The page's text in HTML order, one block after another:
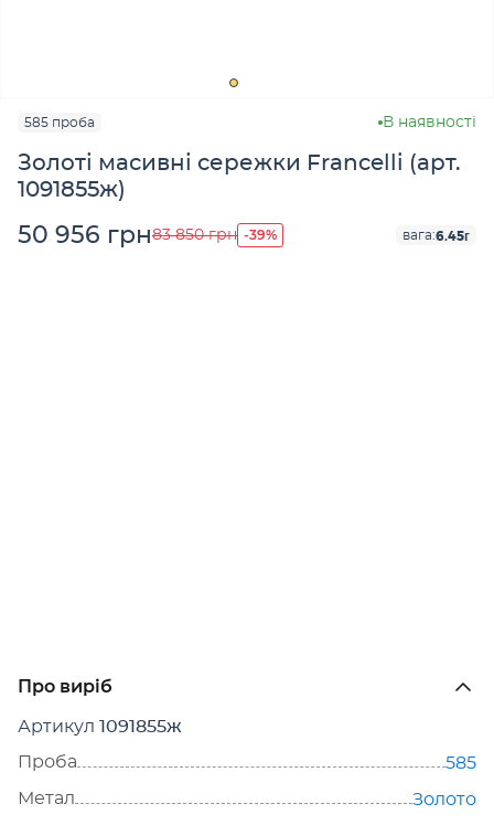
Про виріб
Артикул 1091855ж
Проба
585
Метал
Золото
585 проба В наявності
Золоті масивні сережки Francelli (арт.
1091855ж)
50 956 грн83 850 грн -39% вага:6.45г